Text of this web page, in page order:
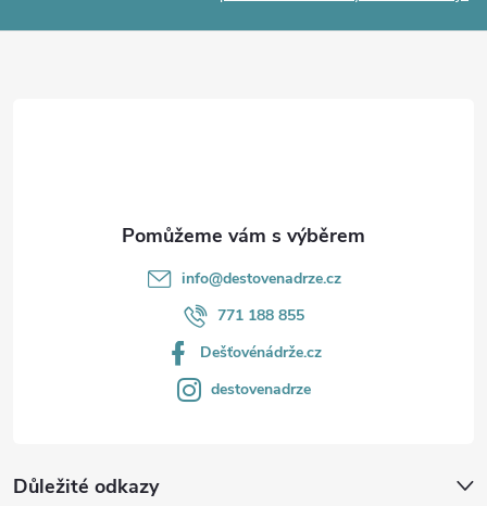
Důležité odkazy
info@destovenadrze.cz
771 188 855
Dešťovénádrže.cz
destovenadrze